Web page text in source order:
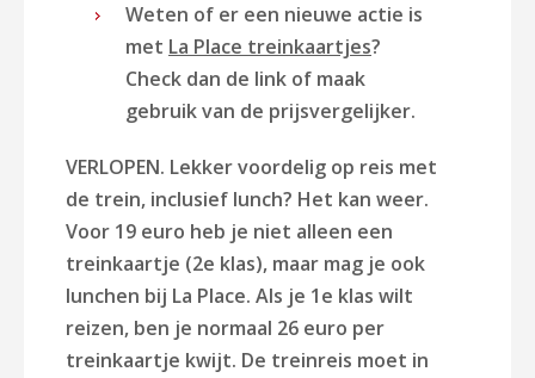
Weten of er een nieuwe actie is
met La Place treinkaartjes?
Check dan de link of maak
gebruik van de prijsvergelijker.
VERLOPEN. Lekker voordelig op reis met
de trein, inclusief lunch? Het kan weer.
Voor 19 euro heb je niet alleen een
treinkaartje (2e klas), maar mag je ook
lunchen bij La Place. Als je 1e klas wilt
reizen, ben je normaal 26 euro per
treinkaartje kwijt. De treinreis moet in